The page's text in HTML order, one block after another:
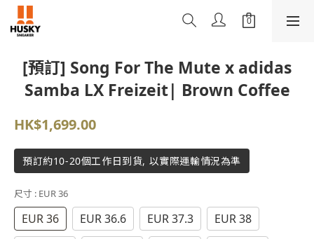
[預訂] Song For The Mute x adidas
Samba LX Freizeit| Brown Coffee
HK$1,699.00
預訂約10-20個工作日到貨, 以實際運輸情況為準
尺寸 : EUR 36
EUR 36 EUR 36.6 EUR 37.3
EUR 38